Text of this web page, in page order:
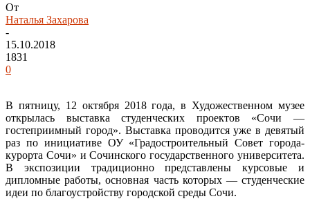
От
Наталья Захарова
-
15.10.2018
1831
0
В пятницу, 12 октября 2018 года, в Художественном музее
открылась выставка студенческих проектов «Сочи —
гостеприимный город». Выставка проводится уже в девятый
раз по инициативе ОУ «Градостроительный Совет города-
курорта Сочи» и Сочинского государственного университета.
В экспозиции традиционно представлены курсовые и
дипломные работы, основная часть которых — студенческие
идеи по благоустройству городской среды Сочи.